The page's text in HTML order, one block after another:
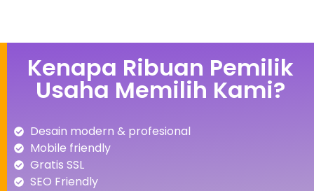
Kenapa Ribuan Pemilik
Usaha Memilih Kami?
Desain modern & profesional
Mobile friendly
Gratis SSL
SEO Friendly